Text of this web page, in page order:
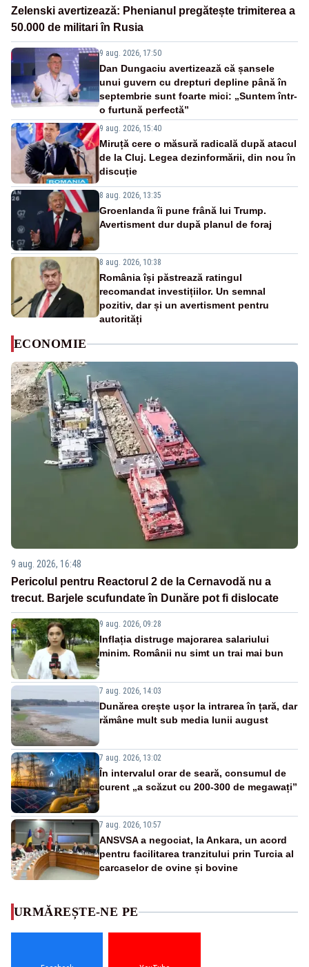
Zelenski avertizează: Phenianul pregătește trimiterea a
50.000 de militari în Rusia
9 aug. 2026, 17:50
Dan Dungaciu avertizează că șansele
unui guvern cu drepturi depline până în
septembrie sunt foarte mici: „Suntem într-
o furtună perfectă”
9 aug. 2026, 15:40
Miruță cere o măsură radicală după atacul
de la Cluj. Legea dezinformării, din nou în
discuție
8 aug. 2026, 13:35
Groenlanda îi pune frână lui Trump.
Avertisment dur după planul de foraj
8 aug. 2026, 10:38
România își păstrează ratingul
recomandat investițiilor. Un semnal
pozitiv, dar și un avertisment pentru
autorități
ECONOMIE
9 aug. 2026, 16:48
Pericolul pentru Reactorul 2 de la Cernavodă nu a
trecut. Barjele scufundate în Dunăre pot fi dislocate
9 aug. 2026, 09:28
Inflația distruge majorarea salariului
minim. Românii nu simt un trai mai bun
7 aug. 2026, 14:03
Dunărea crește ușor la intrarea în țară, dar
rămâne mult sub media lunii august
7 aug. 2026, 13:02
În intervalul orar de seară, consumul de
curent „a scăzut cu 200-300 de megawați”
7 aug. 2026, 10:57
ANSVSA a negociat, la Ankara, un acord
pentru facilitarea tranzitului prin Turcia al
carcaselor de ovine și bovine
URMĂREȘTE-NE PE